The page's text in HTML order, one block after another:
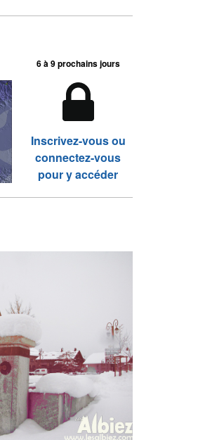
6 à 9 prochains jours
Inscrivez-vous ou
connectez-vous
pour y accéder